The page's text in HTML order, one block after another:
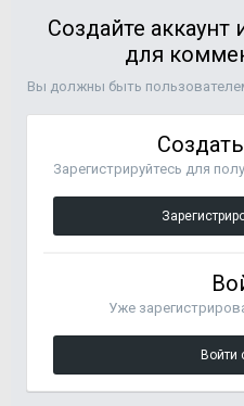
Создайте аккаунт
для
Вы должны быть
Зарегистрируйтесь для
Уже
Войти